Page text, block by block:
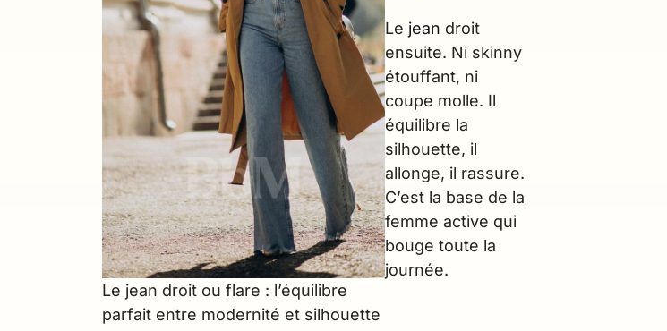
Le jean droit ou flare : l’équilibre
parfait entre modernité et silhouette
Le jean droit
ensuite. Ni skinny
étouffant, ni
coupe molle. Il
équilibre la
silhouette, il
allonge, il rassure.
C’est la base de la
femme active qui
bouge toute la
journée.